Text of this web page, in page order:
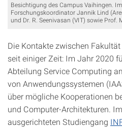
Besichtigung des Campus Vaihingen.
Forschungskoordinator Jannik Lind
und Dr. R. Seenivasan (VIT) sowie Prof.
Die Kontakte zwischen
seit einiger Zeit: Im Jahr 2020
Abteilung Service Computing
von Anwendungssystemen
über mögliche Kooperationen
und Computer-Architekturen.
ausgerichteten Studiengang